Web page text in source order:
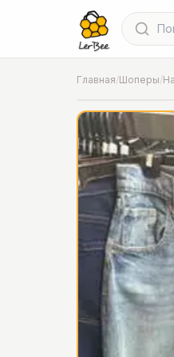
Главная/Шоперы/
📍 Фото от